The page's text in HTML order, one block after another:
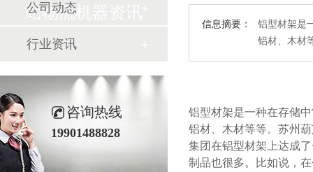
信息摘要：
铝型材架是
铝材、木
铝型材架是一种在存储中常
铝材、木材等等。
集团在铝型材架上达成了
制品也很多。比如说
站物流机器资讯
公司动态
行业资讯
咨询热线
19901488828